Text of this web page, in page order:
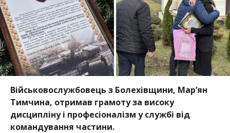
Військовослужбовець з Болехівщини, Марʼян
Тимчина, отримав грамоту за високу
дисципліну і професіоналізм у службі від
командування частини.